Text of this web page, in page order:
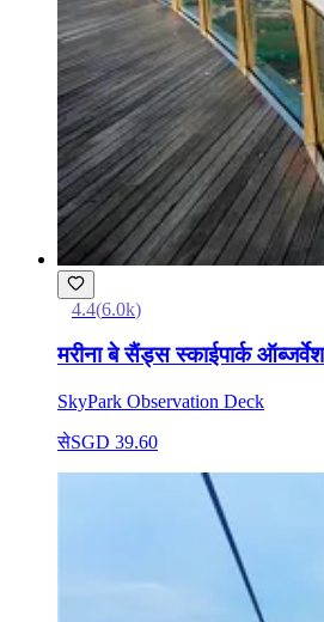
4.4(6.0k)
मरीना बे सैंड्स स्काईपार्क
SkyPark Observation Deck
सेSGD 39.60